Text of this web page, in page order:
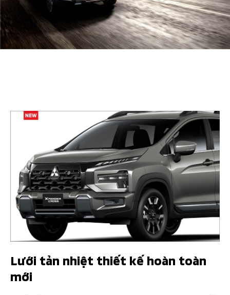
Lưới tản nhiệt thiết kế hoàn toàn
mới